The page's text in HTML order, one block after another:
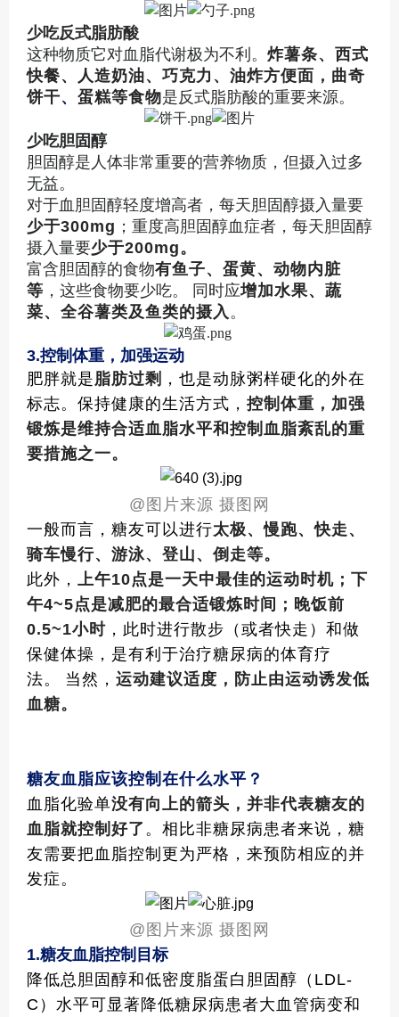
少吃反式脂肪酸
这种物质它对血脂代谢极为不利。 炸薯条、西式
快餐、人造奶油、巧克力、油炸方便面，曲奇
饼干、 蛋糕等食物是反式脂肪酸的重要来源。
少吃胆固醇
胆固醇是人体非常重要的营养物质，但摄入过多
无益。
对于血胆固醇轻度增高者，每天胆固醇摄入量要
少于300mg ；重度高胆固醇血症者，每天胆固醇
摄入量要少于200mg。
富含胆固醇的食物有鱼子、蛋黄、动物内脏
等 ，这些食物要少吃。 同时应增加水果、蔬
菜、全谷薯类及鱼类的摄入。
3.控制体重，加强运动
肥胖就是脂肪过剩 ，也是动脉粥样硬化的外在
标志。保持健康的生活方式， 控制体重，加强
锻炼是维持合适血脂水平和控制血脂紊乱的重
要措施之一。
@ 图片来源 摄图网
一般而言，糖友可以进行太极、慢跑、快走、
骑车慢行、游泳、登山、倒走等。
此外， 上午10点是一天中最佳的运动时机；下
午4~5点是减肥的最合适锻炼时间；晚饭前
0.5~1小时 ，此时进行散步（或者快走）和做
保健体操，是有利于治疗糖尿病的体育疗
法。
当然， 运动建议适度，防止由运动诱发低
血糖。
糖友血脂应该控制在什么水平？
血脂化验单没有向上的箭头，并非代表糖友的
血脂就控制好了 。相比非糖尿病患者来说，糖
友需要把血脂控制更为严格，来预防相应的并
发症。
@ 图片来源 摄图网
1.糖友血脂控制目标
降低总胆固醇和低密度脂蛋白胆固醇（LDL-
C）水平可显著降低糖尿病患者大血管病变和